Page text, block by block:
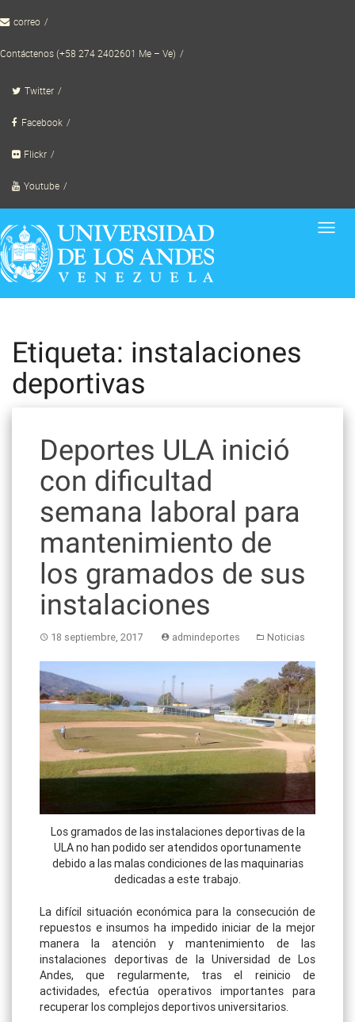
to correo
Contáctenos (+58 274 2402601 Me – Ve)
Twitter
Facebook
Flickr
Youtube
Etiqueta: instalaciones
deportivas
Deportes ULA inició
con dificultad
semana laboral para
mantenimiento de
los gramados de sus
instalaciones
18 septiembre, 2017 admindeportes Noticias
Los gramados de las instalaciones deportivas de la
ULA no han podido ser atendidos oportunamente
debido a las malas condiciones de las maquinarias
dedicadas a este trabajo.
La difícil situación económica para la consecución de
repuestos e insumos ha impedido iniciar de la mejor
manera la atención y mantenimiento de las
instalaciones deportivas de la Universidad de Los
Andes, que regularmente, tras el reinicio de
actividades, efectúa operativos importantes para
recuperar los complejos deportivos universitarios.